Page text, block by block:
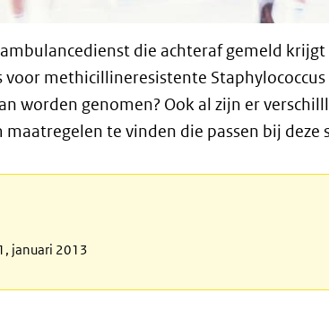
die achteraf gemeld
methicillineresistente Staphylococcus
worden genomen? Ook al zijn er
te vinden die passen bij deze
januari 2013